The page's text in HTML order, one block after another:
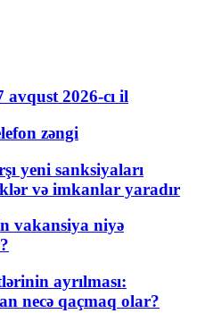
avqust 2026-cı il
zəngi
yeni sanksiyaları
və imkanlar yaradır
vakansiya niyə
ayrılması:
necə qaçmaq olar?